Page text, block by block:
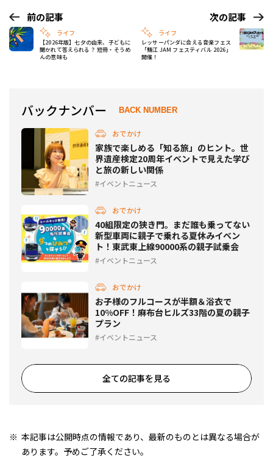
前の記事
ライフ
【2026年版】七夕の由来、子どもに
聞かれて答えられる？ 短冊・そうめ
んの意味も
次の記事
ライフ
レッサーパンダに会える音楽フェス
「鯖江 JAM フェスティバル 2026」
開催！
バックナンバー BACK NUMBER
おでかけ
家族で楽しめる「知る旅」のヒント。世
界遺産検定20周年イベントで見えた学び
と旅の新しい関係
イベントニュース
おでかけ
40組限定の狭き門。まだ誰も乗ってない
新型車両に親子で乗れる夏休みイベン
ト！東武東上線90000系の親子試乗会
イベントニュース
おでかけ
お子様のフルコースが半額＆浴衣で
10%OFF！麻布台ヒルズ33階の夏の親子
プラン
イベントニュース
全ての記事を見る
本記事は公開時点の情報であり、最新のものとは異なる場合が
あります。予めご了承ください。